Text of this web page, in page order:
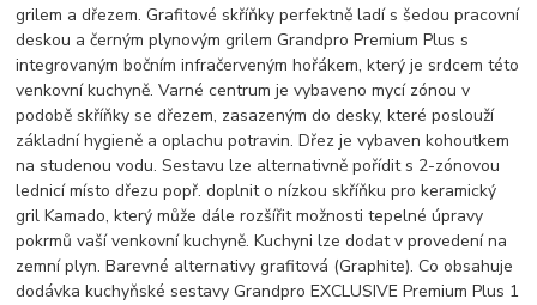
grilem a dřezem. Grafitové skříňky perfektně ladí s šedou pracovní
deskou a černým plynovým grilem Grandpro Premium Plus s
integrovaným bočním infračerveným hořákem, který je srdcem této
venkovní kuchyně. Varné centrum je vybaveno mycí zónou v
podobě skříňky se dřezem, zasazeným do desky, které poslouží
základní hygieně a oplachu potravin. Dřez je vybaven kohoutkem
na studenou vodu. Sestavu lze alternativně pořídit s 2-zónovou
lednicí místo dřezu popř. doplnit o nízkou skříňku pro keramický
gril Kamado, který může dále rozšířit možnosti tepelné úpravy
pokrmů vaší venkovní kuchyně. Kuchyni lze dodat v provedení na
zemní plyn. Barevné alternativy grafitová (Graphite). Co obsahuje
dodávka kuchyňské sestavy Grandpro EXCLUSIVE Premium Plus 1